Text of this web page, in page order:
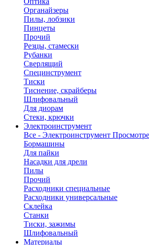
Органайзеры
Пилы, лобзики
Пинцеты
Прочий
Резцы, стамески
Рубанки
Сверлящий
Специнструмент
Тиски
Тиснение, скрайберы
Шлифовальный
Для диорам
Стеки, крючки
Электроинструмент
Все - Электроинструмент
Бормашины
Для пайки
Насадки для дрели
Пилы
Прочий
Расходники специальные
Расходники универсальные
Склейка
Станки
Тиски, зажимы
Шлифовальный
Материалы